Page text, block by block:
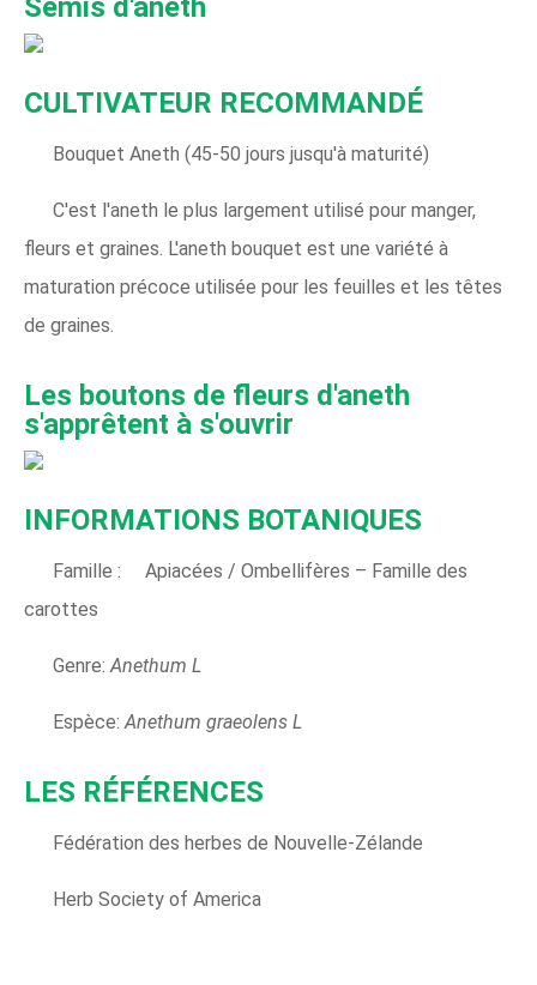
Semis d'aneth
CULTIVATEUR RECOMMANDÉ
Bouquet Aneth (45-50 jours jusqu'à maturité)
C'est l'aneth le plus largement utilisé pour manger,
fleurs et graines. L'aneth bouquet est une variété à
maturation précoce utilisée pour les feuilles et les têtes
de graines.
Les boutons de fleurs d'aneth
s'apprêtent à s'ouvrir
INFORMATIONS BOTANIQUES
Famille : Apiacées / Ombellifères – Famille des
carottes
Genre: Anethum L
Espèce: Anethum graeolens L
LES RÉFÉRENCES
Fédération des herbes de Nouvelle-Zélande
Herb Society of America